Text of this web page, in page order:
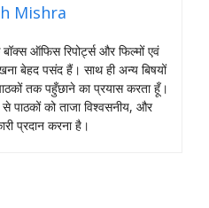
Mishra
ऑफिस रिपोर्ट्स और फिल्मों एवं
बेहद पसंद हैं। साथ ही अन्य बिषयों
तक पहुँछाने का प्रयास करता हूँ।
पाठकों को ताजा विश्वसनीय, और
प्रदान करना है।